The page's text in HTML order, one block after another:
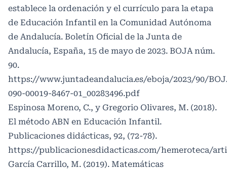
establece la ordenación y el currículo para la etapa
de Educación Infantil en la Comunidad Autónoma
de Andalucía. Boletín Oficial de la Junta de
Andalucía, España, 15 de mayo de 2023. BOJA núm.
90.
https://www.juntadeandalucia.es/eboja/2023/90/
090-00019-8467-01_00283496.pdf
Espinosa Moreno, C., y Gregorio Olivares, M. (2018).
El método ABN en Educación Infantil.
Publicaciones didácticas, 92, (72-78).
https://publicacionesdidacticas.com/hemeroteca/
García Carrillo, M. (2019). Matemáticas